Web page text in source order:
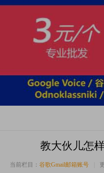
教大伙儿怎
当前栏目： 谷歌Gmail邮箱账号